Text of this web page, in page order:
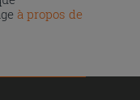
à propos de